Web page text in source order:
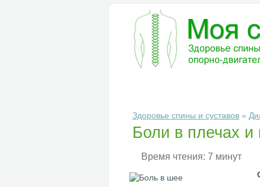
Здоровье спины и суставов »
Боли в плечах
Время чтения: 7 минут